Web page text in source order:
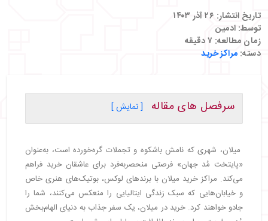
تاریخ انتشار: ۲۶ آذر ۱۴۰۳
توسط: ادمین
زمان مطالعه: ۷دقیقه
دسته: مراکز خرید
سرفصل های مقاله
[ نمایش ]
・مراکز خرید مدرن میلان
گالری ویتوریو امانوئل دوم (Galleria Vittorio
Emanuele II)
・ ریناسنته (La Rinascente)
・ کوادریلاترو دورو (Quadrilatero d'Oro)
・تجربه خرید در فضای باز
・
اسکالو میلانو (Scalo Milano)
میلان، شهری که نامش باشکوه و تجملات گره‌خورده است، به‌عنوان
«پایتخت مُد جهان» فرصتی منحصربه‌فرد برای عاشقان خرید فراهم
می‌کند. مراکز خرید میلان با برندهای لوکس، بوتیک‌های هنری خاص
و خیابان‌هایی که سبک زندگی ایتالیایی را منعکس می‌کنند، شما را
جادو خواهند کرد. خرید در میلان، یک سفر جذاب به دنیای الهام‌بخش